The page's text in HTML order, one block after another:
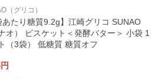
（グリコ）
あたり糖質9.2g】江崎グリコ SUNAO
ナオ） ビスケット＜発酵バター＞ 小袋 1
（3袋） 低糖質 糖質オフ
円